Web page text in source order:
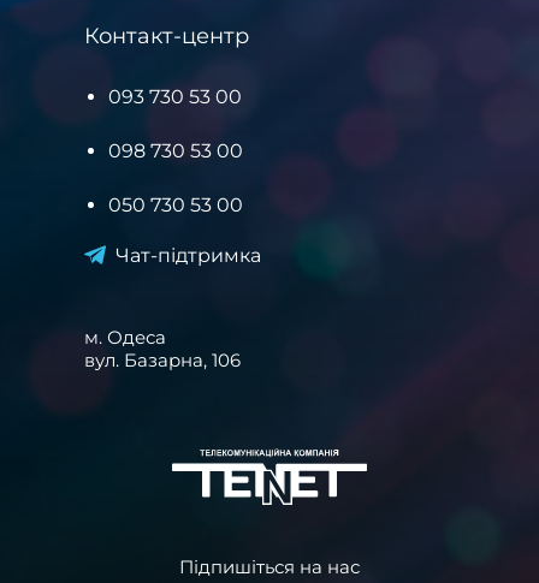
Контакт-центр
093 730 53 00
098 730 53 00
050 730 53 00
Чат-підтримка
м. Одеса
вул. Базарна, 106
Підпишіться на нас